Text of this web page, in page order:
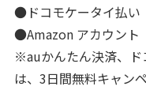
●ドコモケータイ払い
●Amazon アカウント
※auかんたん決済、ド
は、3日間無料キャン